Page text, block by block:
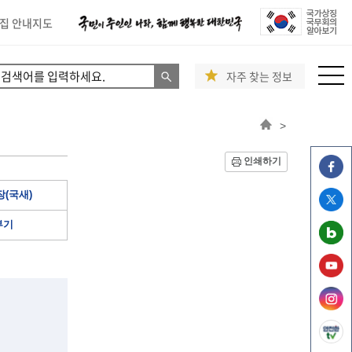
안내지도
자주 찾는 정보
>
인쇄하기
(국새)